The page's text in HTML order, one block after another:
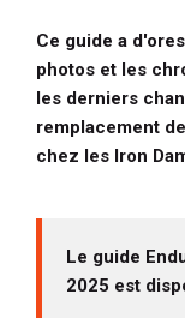
Ce guide a
photos et les
les derniers
remplacement
chez les Iron
Le guide
2025 est